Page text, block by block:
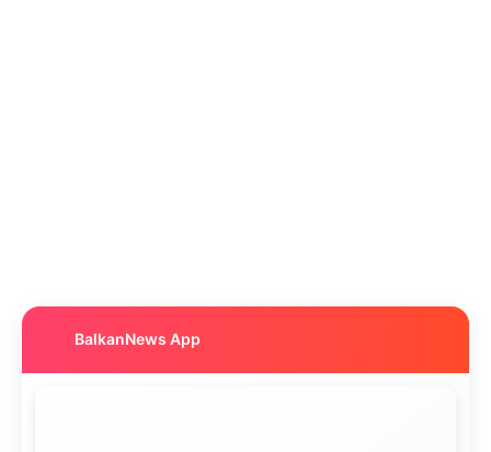
BalkanNews App